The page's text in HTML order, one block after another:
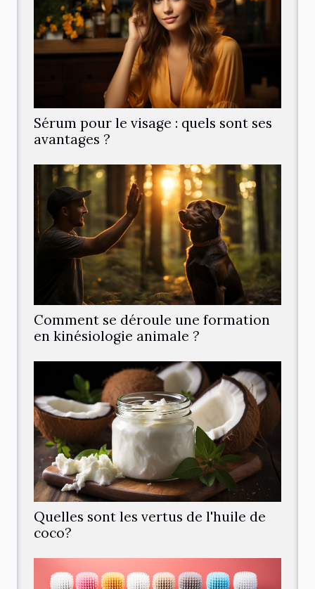
Sérum pour le visage : quels sont ses
avantages ?
Comment se déroule une formation
en kinésiologie animale ?
Quelles sont les vertus de l'huile de
coco?